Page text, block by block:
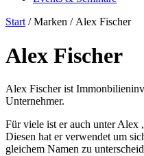
Start / Marken / Alex Fischer
Alex Fischer
Alex Fischer ist
Unternehmer.
Für viele ist er auch unter Alex
Diesen hat er verwendet um
gleichem Namen zu